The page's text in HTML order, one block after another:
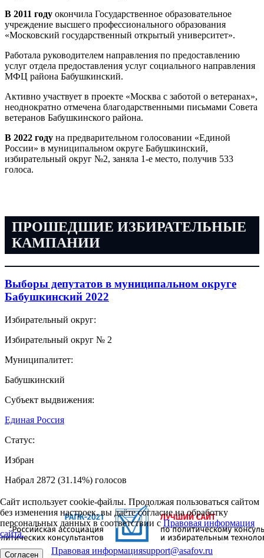
В 2011 году окончила Государственное образовательное
учреждение высшего профессионального образования
«Московский государственный открытый университет».
Работала руководителем направления по предоставлению
услуг отдела предоставления услуг социального направления
МФЦ района Бабушкинский.
Активно участвует в проекте «Москва с заботой о ветеранах»,
неоднократно отмечена благодарственными письмами Совета
ветеранов Бабушкинского района.
В 2022 году на предварительном голосовании «Единой
России» в муниципальном округе Бабушкинский,
избирательный округ №2, заняла 1-е место, получив 533
голоса.
ПРОШЕДШИЕ ИЗБИРАТЕЛЬНЫЕ
КАМПАНИИ
Выборы депутатов в муниципальном округе
Бабушкинский 2022
Избирательный округ:
Избирательный округ № 2
Муниципалитет:
Бабушкинский
Субъект выдвижения:
Единая Россия
Статус:
Избран
Набрал 2872 (31.14%) голосов
Сайт использует cookie-файлы. Продолжая пользоваться сайтом
без изменения настроек, вы даёте согласие на обработку
персональных данных в соответствии сПравовая информация
сайта.
Согласен Правовая информацияsupport@asafov.ru